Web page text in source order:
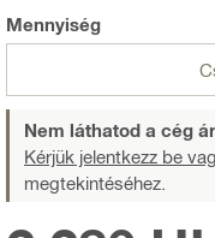
Mennyiség
Nem láthatod a cég
Kérjük jelentkezz be
megtekintéséhez.